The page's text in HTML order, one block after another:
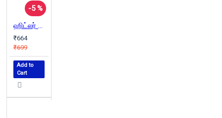
-5 %
ஹிட்லர் சொல்லப்படாத சரித்திரம்
₹664
₹699
Add to
Cart